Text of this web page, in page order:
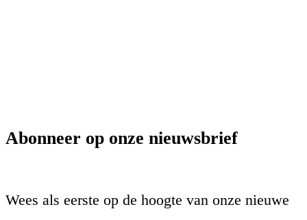
Abonneer op onze nieuwsbrief
Wees als eerste op de hoogte van onze nieuwe